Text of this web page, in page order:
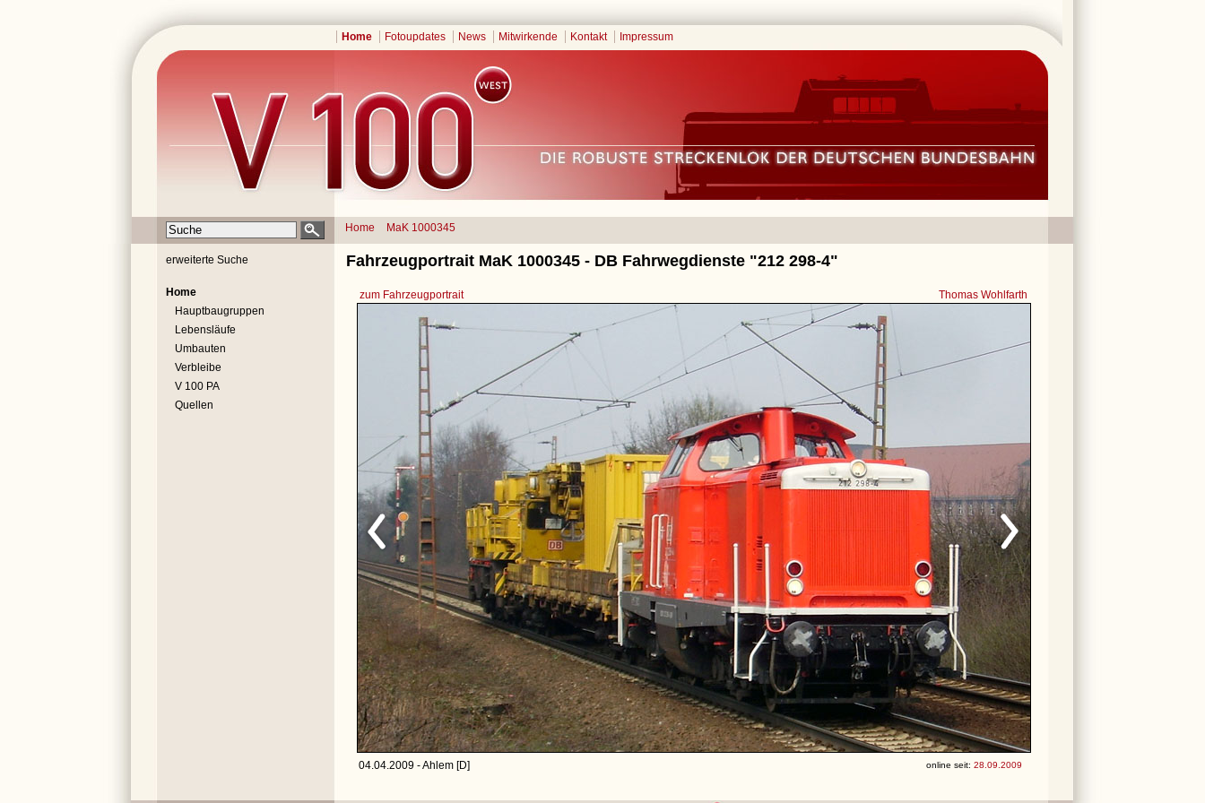
Home Fotoupdates News Mitwirkende Kontakt Impressum
Home MaK 1000345
erweiterte Suche
Home
Hauptbaugruppen
Lebensläufe
Umbauten
Verbleibe
V 100 PA
Quellen
Fahrzeugportrait MaK 1000345 - DB Fahrwegdienste "212 298-4"
zum Fahrzeugportrait Thomas Wohlfarth
04.04.2009 - Ahlem [D] online seit: 28.09.2009